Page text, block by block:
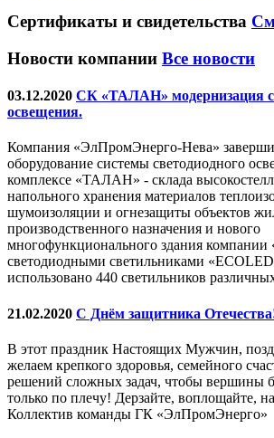
Сертификаты и свидетельства
Новости компании Все новости
03.12.2020 СК «ТАЛАН» модернизация
освещения.
Компания «ЭлПромЭнерго-Нева»
оборудование системы светодиодного
комплексе «ТАЛАН» - склада
напольного хранения материалов
шумоизоляции и огнезащиты объектов
производственного назначения и нового
многофункционального здания
светодиодными светильниками
использовано 440 светильников
21.02.2020 С Днём защитника
В этот праздник Настоящих Мужчин,
желаем крепкого здоровья, семейного
решений сложных задач, чтобы вершины
только по плечу! Дерзайте, воплощайте,
Коллектив команды ГК «ЭлПромЭнерго»